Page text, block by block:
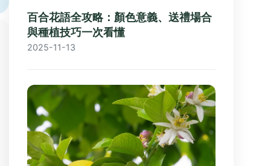
百合花語全攻略：顏色意義、送禮場合
與種植技巧一次看懂
2025-11-13